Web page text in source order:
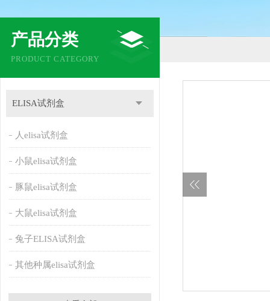
产品分类
PRODUCT CATEGORY
ELISA试剂盒
人elisa试剂盒
小鼠elisa试剂盒
豚鼠elisa试剂盒
大鼠elisa试剂盒
兔子ELISA试剂盒
其他种属elisa试剂盒